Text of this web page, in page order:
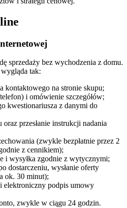
sprzedaży bez wychodzenia z domu.
tak:
kontaktowego na stronie skupu;
i omówienie szczegółów;
kwestionariusza z danymi do
oraz przesłanie instrukcji nadania
(zwykle bezpłatnie przez 2
z cennikiem);
i wysyłka zgodnie z wytycznymi;
dostarczeniu, wysłanie oferty
ok. 30 minut);
elektroniczny podpis umowy
zwykle w ciągu 24 godzin.